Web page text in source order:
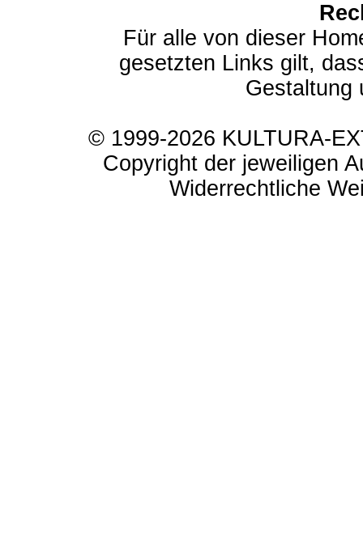
Für alle von dieser
gesetzten Links gilt,
Gestaltung
© 1999-2026 KULTURA-
Copyright der jeweiligen
Widerrechtliche